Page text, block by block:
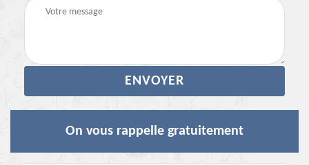
On vous rappelle gratuitement